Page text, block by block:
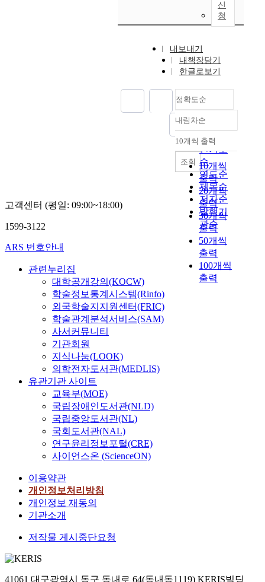
신
청
내보내기
내책장담기
한글로보기
정확도순
정확도
순
인기도
순
연도순
제목순
저자순
발행기
관순
내림차순
내림차순
10개씩 출력
10개씩
출력
20개씩
출력
30개씩
출력
50개씩
출력
100개씩
출력
조회
고객센터 (평일: 09:00~18:00)
1599-3122
ARS 번호안내
관련누리집
대학공개강의(KOCW)
학술정보통계시스템(Rinfo)
외국학술지지원센터(FRIC)
학술관계분석서비스(SAM)
사서커뮤니티
기관회원
지식나눔(LOOK)
의학전자도서관(MEDLIS)
유관기관 사이트
교육부(MOE)
국립장애인도서관(NLD)
국립중앙도서관(NL)
국회도서관(NAL)
연구윤리정보포털(CRE)
사이언스온 (ScienceON)
이용약관
개인정보처리방침
개인정보 재동의
기관소개
저작물 게시중단요청
41061 대구광역시 동구 동내로 64(동내동1119) KERIS빌딩